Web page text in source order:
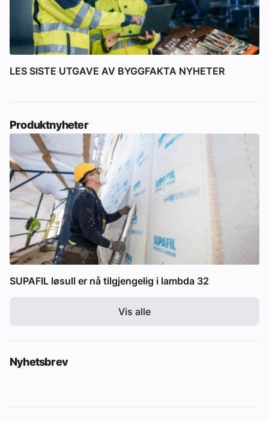
LES SISTE UTGAVE AV BYGGFAKTA NYHETER
Produktnyheter
SUPAFIL løsull er nå tilgjengelig i lambda 32
Vis alle
Nyhetsbrev